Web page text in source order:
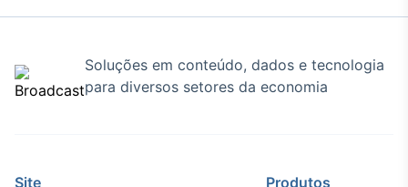
Soluções em conteúdo, dados e tecnologia
para diversos setores da economia
Site Produtos